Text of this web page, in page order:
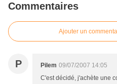
Commentaires
Ajouter un
P Pilem 09/07/2007 14:05
C'est décidé, j'achète une